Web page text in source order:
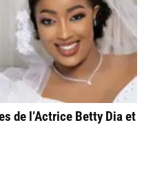
de l’Actrice Betty Dia et